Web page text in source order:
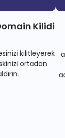
Kilidi
kilitleyerek
ortadan